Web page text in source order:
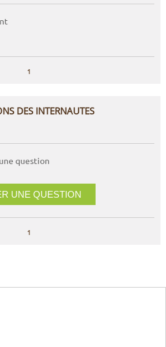
1
DES INTERNAUTES
question
UNE QUESTION
1